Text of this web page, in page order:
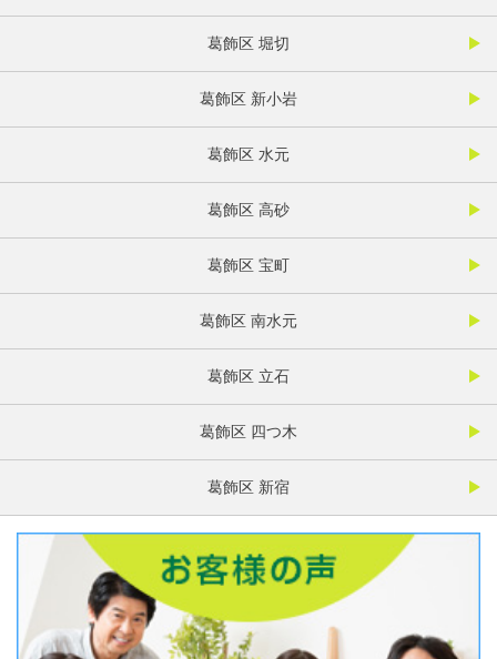
葛飾区 堀切
葛飾区 新小岩
葛飾区 水元
葛飾区 高砂
葛飾区 宝町
葛飾区 南水元
葛飾区 立石
葛飾区 四つ木
葛飾区 新宿